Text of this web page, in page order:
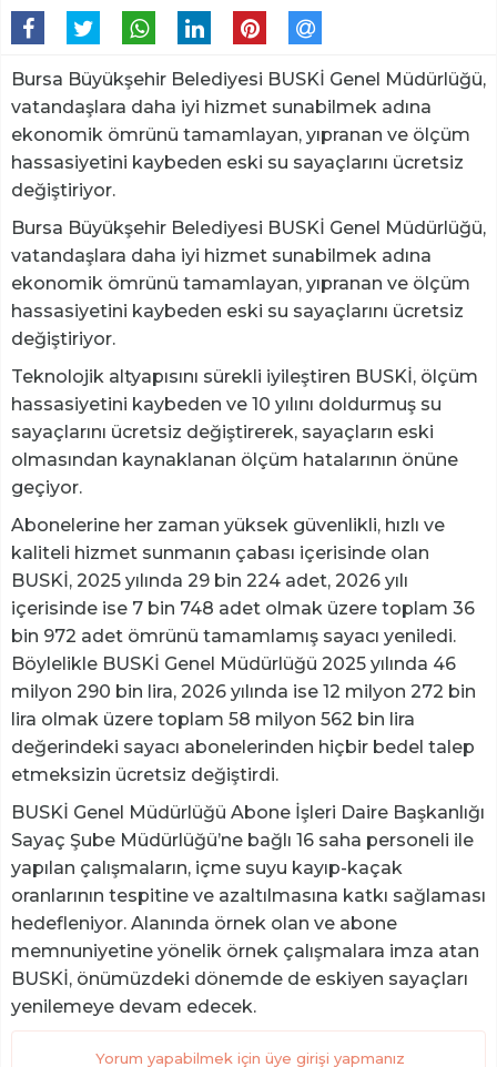
Bursa Büyükşehir Belediyesi BUSKİ Genel Müdürlüğü,
vatandaşlara daha iyi hizmet sunabilmek adına
ekonomik ömrünü tamamlayan, yıpranan ve ölçüm
hassasiyetini kaybeden eski su sayaçlarını ücretsiz
değiştiriyor.
Bursa Büyükşehir Belediyesi BUSKİ Genel Müdürlüğü,
vatandaşlara daha iyi hizmet sunabilmek adına
ekonomik ömrünü tamamlayan, yıpranan ve ölçüm
hassasiyetini kaybeden eski su sayaçlarını ücretsiz
değiştiriyor.
Teknolojik altyapısını sürekli iyileştiren BUSKİ, ölçüm
hassasiyetini kaybeden ve 10 yılını doldurmuş su
sayaçlarını ücretsiz değiştirerek, sayaçların eski
olmasından kaynaklanan ölçüm hatalarının önüne
geçiyor.
Abonelerine her zaman yüksek güvenlikli, hızlı ve
kaliteli hizmet sunmanın çabası içerisinde olan
BUSKİ, 2025 yılında 29 bin 224 adet, 2026 yılı
içerisinde ise 7 bin 748 adet olmak üzere toplam 36
bin 972 adet ömrünü tamamlamış sayacı yeniledi.
Böylelikle BUSKİ Genel Müdürlüğü 2025 yılında 46
milyon 290 bin lira, 2026 yılında ise 12 milyon 272 bin
lira olmak üzere toplam 58 milyon 562 bin lira
değerindeki sayacı abonelerinden hiçbir bedel talep
etmeksizin ücretsiz değiştirdi.
BUSKİ Genel Müdürlüğü Abone İşleri Daire Başkanlığı
Sayaç Şube Müdürlüğü’ne bağlı 16 saha personeli ile
yapılan çalışmaların, içme suyu kayıp-kaçak
oranlarının tespitine ve azaltılmasına katkı sağlaması
hedefleniyor. Alanında örnek olan ve abone
memnuniyetine yönelik örnek çalışmalara imza atan
BUSKİ, önümüzdeki dönemde de eskiyen sayaçları
yenilemeye devam edecek.
Yorum yapabilmek için üye girişi yapmanız